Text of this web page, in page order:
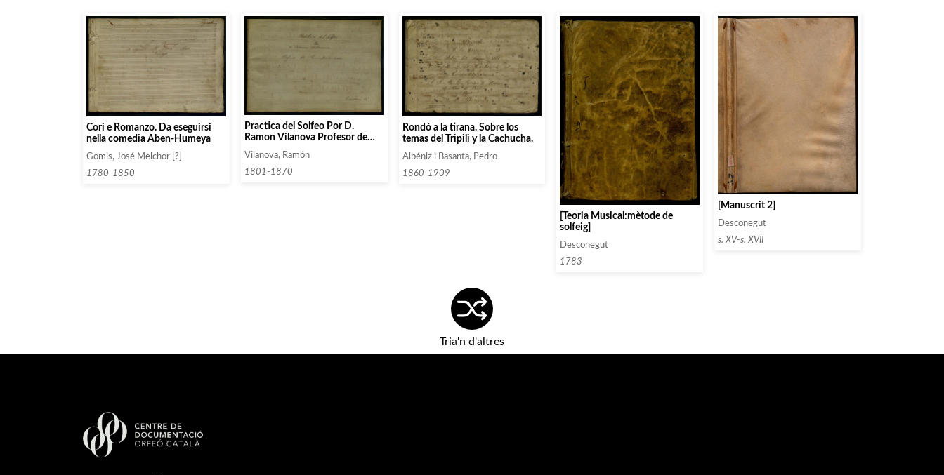
Cori e Romanzo. Da eseguirsi
nella comedia Aben-Humeya
Gomis, José Melchor [?]
1780-1850
Practica del Solfeo Por D.
Ramon Vilanova Profesor de
Composicion
Vilanova, Ramón
1801-1870
Rondó a la tirana. Sobre los
temas del Tripili y la Cachucha.
Albéniz i Basanta, Pedro
1860-1909
[Teoria Musical:mètode de
solfeig]
Desconegut
1783
[Manuscrit 2]
Desconegut
s. XV-s. XVII
Tria'n d'altres